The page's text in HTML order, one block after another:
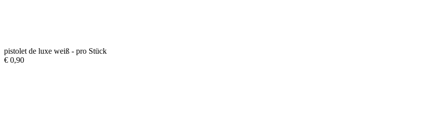
pistolet de luxe weiß - pro Stück
€ 0,90